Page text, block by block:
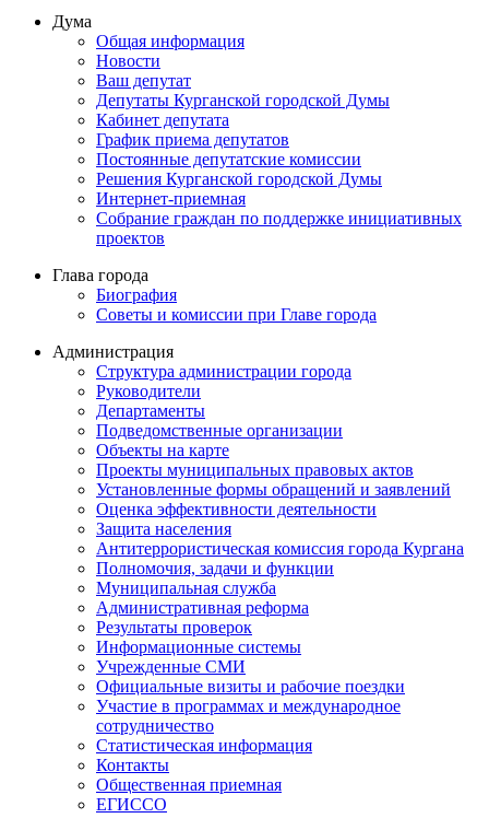
Дума
Общая информация
Новости
Ваш депутат
Депутаты Курганской городской Думы
Кабинет депутата
График приема депутатов
Постоянные депутатские комиссии
Решения Курганской городской Думы
Интернет-приемная
Собрание граждан по поддержке инициативных
проектов
Глава города
Биография
Советы и комиссии при Главе города
Администрация
Структура администрации города
Руководители
Департаменты
Подведомственные организации
Объекты на карте
Проекты муниципальных правовых актов
Установленные формы обращений и заявлений
Оценка эффективности деятельности
Защита населения
Антитеррористическая комиссия города Кургана
Полномочия, задачи и функции
Муниципальная служба
Административная реформа
Результаты проверок
Информационные системы
Учрежденные СМИ
Официальные визиты и рабочие поездки
Участие в программах и международное
сотрудничество
Статистическая информация
Контакты
Общественная приемная
ЕГИССО